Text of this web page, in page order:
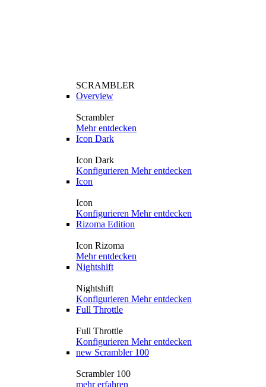
SCRAMBLER
Overview
Scrambler
Mehr entdecken
Icon Dark
Icon Dark
Konfigurieren Mehr entdecken
Icon
Icon
Konfigurieren Mehr entdecken
Rizoma Edition
Icon Rizoma
Mehr entdecken
Nightshift
Nightshift
Konfigurieren Mehr entdecken
Full Throttle
Full Throttle
Konfigurieren Mehr entdecken
new Scrambler 100
Scrambler 100
mehr erfahren